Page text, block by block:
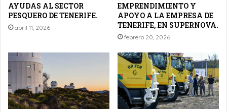
AYUDAS AL SECTOR
PESQUERO DE TENERIFE.
abril 11, 2026
EMPRENDIMIENTO Y
APOYO A LA EMPRESA DE
TENERIFE, EN SUPERNOVA.
febrero 20, 2026